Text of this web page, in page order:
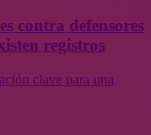
contra defensores
registros
clave para una